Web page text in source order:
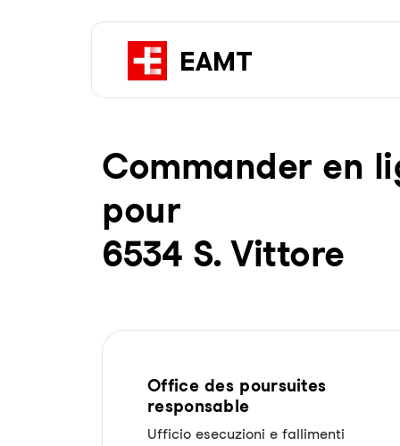
Com­man­der en
pour
6534 S. Vittore
Office des poursuites
responsable
Ufficio esecuzioni e fallimenti